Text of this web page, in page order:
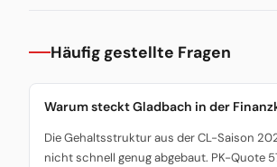
Häufig gestellte Fragen
Warum steckt Gladbach in der
Die Gehaltsstruktur aus der CL-Saison
nicht schnell genug abgebaut. PK-Quote